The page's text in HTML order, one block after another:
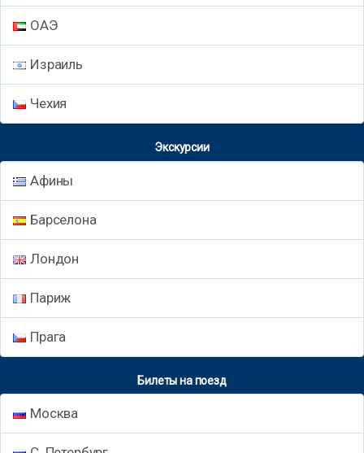
ОАЭ
Израиль
Чехия
Экскурсии
Афины
Барселона
Лондон
Париж
Прага
Билеты на поезд
Москва